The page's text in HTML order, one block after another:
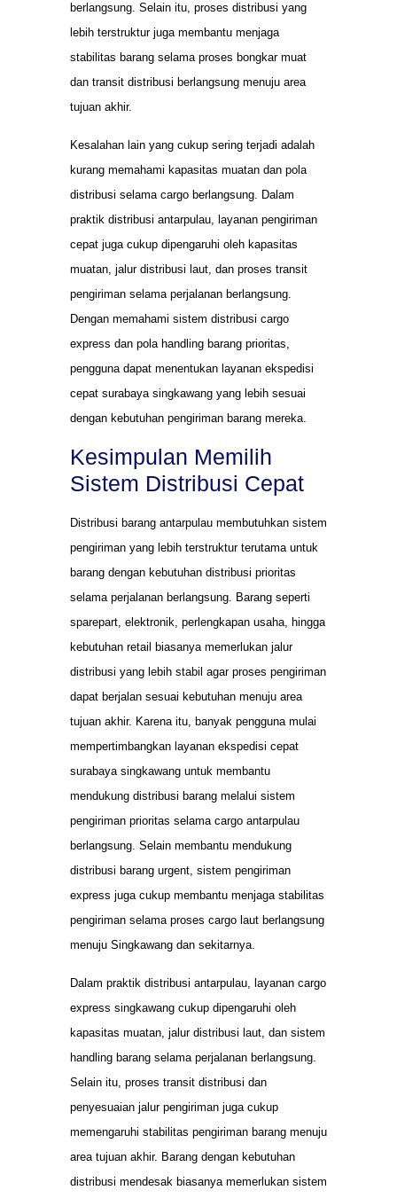
berlangsung. Selain itu, proses distribusi yang
lebih terstruktur juga membantu menjaga
stabilitas barang selama proses bongkar muat
dan transit distribusi berlangsung menuju area
tujuan akhir.
Kesalahan lain yang cukup sering terjadi adalah
kurang memahami kapasitas muatan dan pola
distribusi selama cargo berlangsung. Dalam
praktik distribusi antarpulau, layanan pengiriman
cepat juga cukup dipengaruhi oleh kapasitas
muatan, jalur distribusi laut, dan proses transit
pengiriman selama perjalanan berlangsung.
Dengan memahami sistem distribusi cargo
express dan pola handling barang prioritas,
pengguna dapat menentukan layanan ekspedisi
cepat surabaya singkawang yang lebih sesuai
dengan kebutuhan pengiriman barang mereka.
Kesimpulan Memilih
Sistem Distribusi Cepat
Distribusi barang antarpulau membutuhkan sistem
pengiriman yang lebih terstruktur terutama untuk
barang dengan kebutuhan distribusi prioritas
selama perjalanan berlangsung. Barang seperti
sparepart, elektronik, perlengkapan usaha, hingga
kebutuhan retail biasanya memerlukan jalur
distribusi yang lebih stabil agar proses pengiriman
dapat berjalan sesuai kebutuhan menuju area
tujuan akhir. Karena itu, banyak pengguna mulai
mempertimbangkan layanan ekspedisi cepat
surabaya singkawang untuk membantu
mendukung distribusi barang melalui sistem
pengiriman prioritas selama cargo antarpulau
berlangsung. Selain membantu mendukung
distribusi barang urgent, sistem pengiriman
express juga cukup membantu menjaga stabilitas
pengiriman selama proses cargo laut berlangsung
menuju Singkawang dan sekitarnya.
Dalam praktik distribusi antarpulau, layanan cargo
express singkawang cukup dipengaruhi oleh
kapasitas muatan, jalur distribusi laut, dan sistem
handling barang selama perjalanan berlangsung.
Selain itu, proses transit distribusi dan
penyesuaian jalur pengiriman juga cukup
memengaruhi stabilitas pengiriman barang menuju
area tujuan akhir. Barang dengan kebutuhan
distribusi mendesak biasanya memerlukan sistem